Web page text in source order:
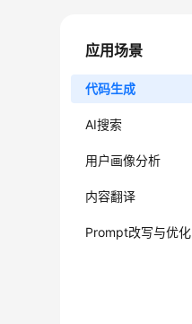
应用场景
代码生成
AI搜索
用户画像分析
内容翻译
Prompt改写与优化